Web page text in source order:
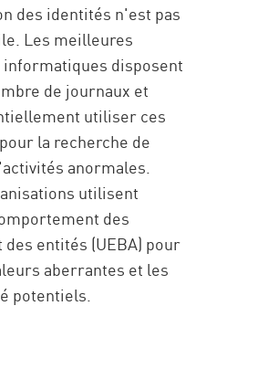
des identités n'est pas
Les meilleures
disposent
de journaux et
utiliser ces
la recherche de
anormales.
utilisent
des
entités (UEBA) pour
aberrantes et les
potentiels.